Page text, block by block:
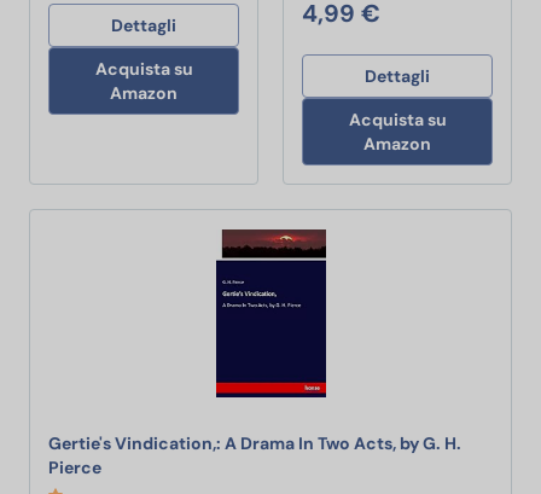
Dettagli
Acquista su
Amazon
4,99 €
Dettagli
Acquista su
Amazon
Gertie's Vindication,: A Drama In Two Acts, by G. H.
PierceGertie's Vindication,: A Drama In Two Acts, by G. H.